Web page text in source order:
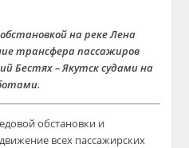
на реке Лена
трансфера пассажиров
Бестях – Якутск судами на
обстановки и
всех пассажирских